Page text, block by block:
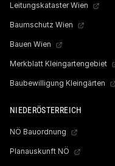
Leitungskataster Wien
Baumschutz Wien
Bauen Wien
Merkblatt Kleingartengebiet
Baubewilligung Kleingärten
NIEDERÖSTERREICH
NÖ Bauordnung
Planauskunft NÖ